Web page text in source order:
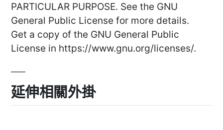
PARTICULAR PURPOSE. See the GNU
General Public License for more details.
Get a copy of the GNU General Public
License in https://www.gnu.org/licenses/.
延伸相關外掛